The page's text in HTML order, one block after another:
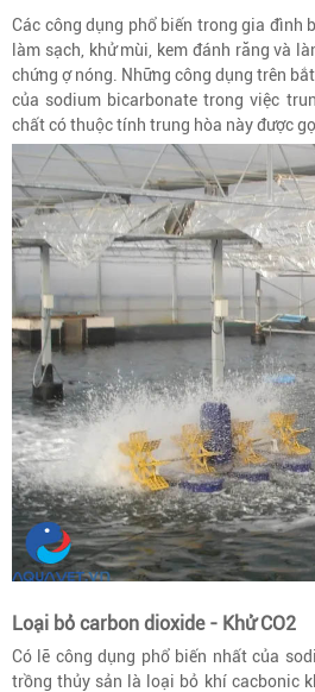
Các công dụng phổ biến trong gia đình
làm sạch, khử mùi, kem đánh răng và
chứng ợ nóng. Những công dụng trên
của sodium bicarbonate trong việc
chất có thuộc tính trung hòa này được
Loại bỏ carbon dioxide - Khử CO2
Có lẽ công dụng phổ biến nhất của
trồng thủy sản là loại bỏ khí cacbonic